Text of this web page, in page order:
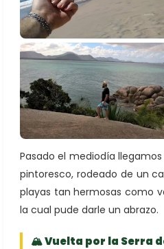
Pasado el mediodía
pintoresco, rodeado de un
playas tan hermosas como
la cual pude darle un abrazo.
🏔 Vuelta por la Serra